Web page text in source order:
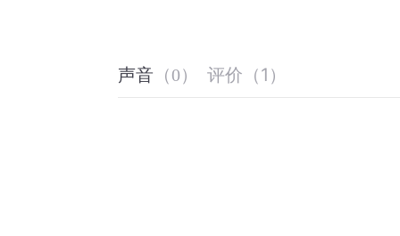
声音 （0） 评价 （1 ）